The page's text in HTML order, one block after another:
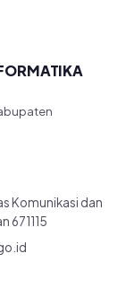
Komunikasi dan
671115